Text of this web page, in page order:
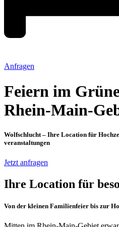
Anfragen
Feiern im
Rhein-Main-
Wolfschlucht – Ihre Location für
veranstaltungen
Jetzt anfragen
Ihre Location für
Von der kleinen Familienfeier bis zur